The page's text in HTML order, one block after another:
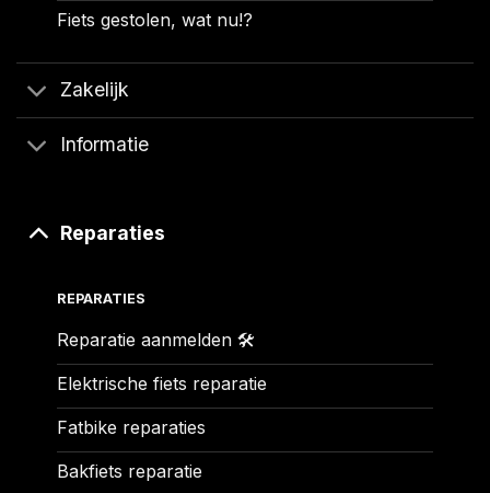
Fiets gestolen, wat nu!?
Zakelijk
Informatie
Reparaties
REPARATIES
Reparatie aanmelden 🛠️
Elektrische fiets reparatie
Fatbike reparaties
Bakfiets reparatie